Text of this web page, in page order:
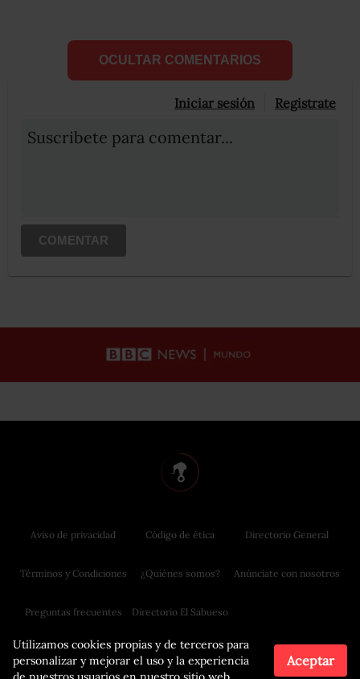
OCULTAR COMENTARIOS
Iniciar sesión Registrate
Suscribete para comentar...
COMENTAR
Utilizamos cookies propias y de terceros para
personalizar y mejorar el uso y la experiencia
Aceptar
Aviso de privacidad
Términos y Condiciones
Preguntas frecuentes
Código de ética
¿Quiénes somos?
Directorio El Sabueso
Directorio General
Anúnciate con nosotros